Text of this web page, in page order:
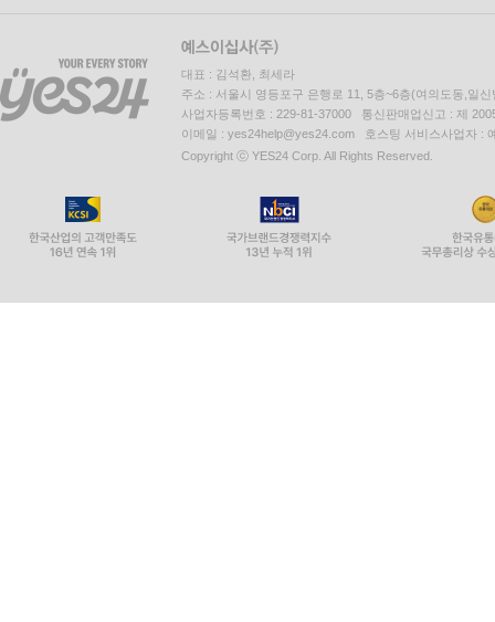
대표 : 김석환, 최세라
주소 : 서울시 영등포구 은행로 11, 5층~6층(여의도동,일신
사업자등록번호 : 229-81-37000 통신판매업신고 : 제
이메일 : yes24help@yes24.com 호스팅 서비스사업자 :
Copyright ⓒ YES24 Corp. All Rights Reserved.